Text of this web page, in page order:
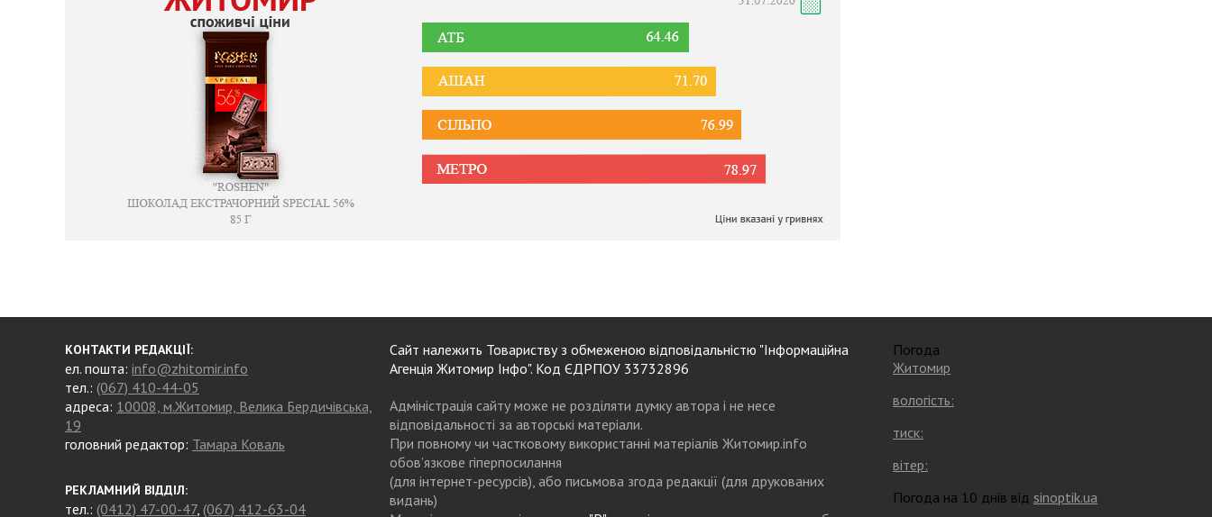
КОНТАКТИ РЕДАКЦІЇ:
ел. пошта: info@zhitomir.info
тел.: (067) 410-44-05
адреса: 10008, м.Житомир, Велика Бердичівська,
19
головний редактор: Тамара Коваль
РЕКЛАМНИЙ ВІДДІЛ:
тел.: (0412) 47-00-47, (067) 412-63-04
Сайт належить Товариству з обмеженою відповідальністю "Інформаційна
Агенція Житомир Інфо". Код ЄДРПОУ 33732896
Адміністрація сайту може не розділяти думку автора і не несе
відповідальності за авторські матеріали.
При повному чи частковому використанні матеріалів Житомир.info
обов’язкове гіперпосилання
(для інтернет-ресурсів), або письмова згода редакції (для друкованих
видань)
Погода
Житомир
вологість:
тиск:
вітер:
Погода на 10 днів від sinoptik.ua